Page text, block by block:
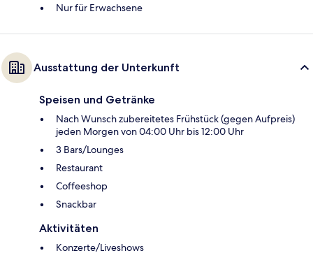
Nur für Erwachsene
Ausstattung der Unterkunft
Speisen und Getränke
Nach Wunsch zubereitetes Frühstück (gegen Aufpreis)
jeden Morgen von 04:00 Uhr bis 12:00 Uhr
3 Bars/Lounges
Restaurant
Coffeeshop
Snackbar
Aktivitäten
Konzerte/Liveshows